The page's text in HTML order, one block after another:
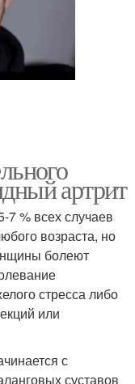
артрит
% всех случаев
возраста, но
болеют
стресса либо
или
с
суставов